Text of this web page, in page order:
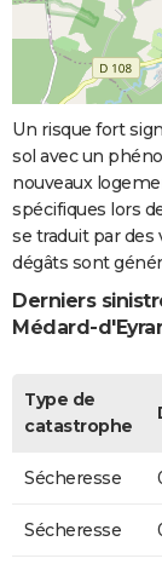
Un risque fort
sol avec un
nouveaux
spécifiques lors
se traduit par des
dégâts sont
Derniers
Médard-
Type de
catastrophe
Sécheresse
Sécheresse